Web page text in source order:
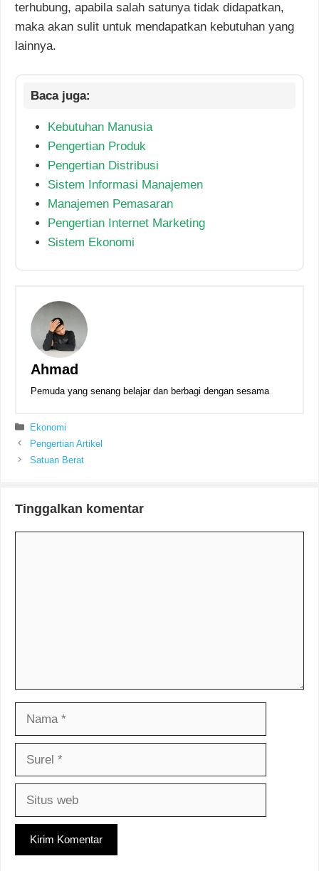
terhubung, apabila salah satunya tidak didapatkan,
maka akan sulit untuk mendapatkan kebutuhan yang
lainnya.
Kebutuhan Manusia
Pengertian Produk
Pengertian Distribusi
Sistem Informasi Manajemen
Manajemen Pemasaran
Pengertian Internet Marketing
Sistem Ekonomi
Ahmad
Pemuda yang senang belajar dan berbagi dengan sesama
Kategori
Ekonomi
Pengertian Artikel
Satuan Berat
Tinggalkan komentar